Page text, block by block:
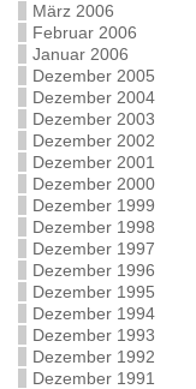
März 2006
Februar 2006
Januar 2006
Dezember 2005
Dezember 2004
Dezember 2003
Dezember 2002
Dezember 2001
Dezember 2000
Dezember 1999
Dezember 1998
Dezember 1997
Dezember 1996
Dezember 1995
Dezember 1994
Dezember 1993
Dezember 1992
Dezember 1991